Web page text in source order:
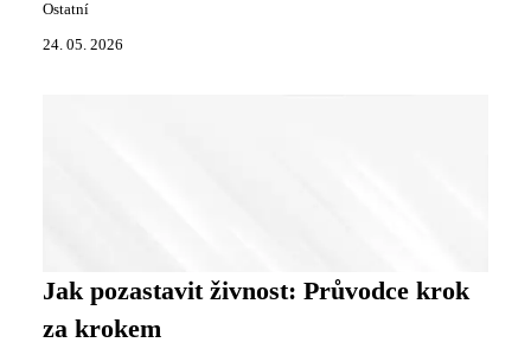
Ostatní
24. 05. 2026
Jak pozastavit živnost: Průvodce krok
za krokem